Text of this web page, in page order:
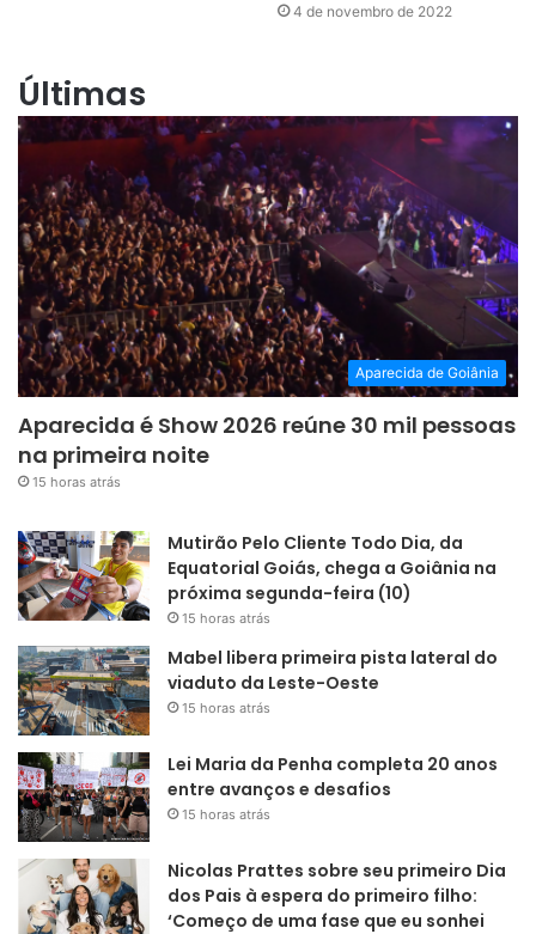
4 de novembro de 2022
Últimas
Aparecida de Goiânia
Aparecida é Show 2026 reúne 30 mil pessoas
na primeira noite
15 horas atrás
Mutirão Pelo Cliente Todo Dia, da
Equatorial Goiás, chega a Goiânia na
próxima segunda-feira (10)
15 horas atrás
Mabel libera primeira pista lateral do
viaduto da Leste-Oeste
15 horas atrás
Lei Maria da Penha completa 20 anos
entre avanços e desafios
15 horas atrás
Nicolas Prattes sobre seu primeiro Dia
dos Pais à espera do primeiro filho:
‘Começo de uma fase que eu sonhei